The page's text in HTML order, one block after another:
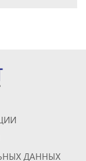
ДАННЫХ